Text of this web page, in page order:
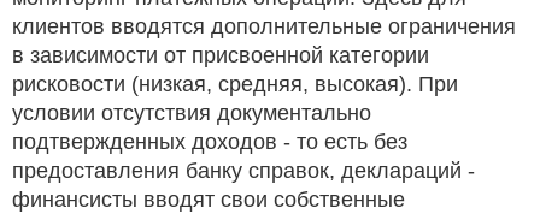
клиентов вводятся дополнительные ограничения
в зависимости от присвоенной категории
рисковости (низкая, средняя, высокая). При
условии отсутствия документально
подтвержденных доходов - то есть без
предоставления банку справок, деклараций -
финансисты вводят свои собственные